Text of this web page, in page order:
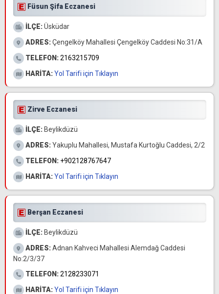
Füsun Şifa Eczanesi
İLÇE:Üsküdar
ADRES:Çengelköy Mahallesi Çengelköy Caddesi No:31/A
TELEFON:2163215709
HARİTA:Yol Tarifi için Tıklayın
Zirve Eczanesi
İLÇE: Beylikdüzü
ADRES:Yakuplu Mahallesi, Mustafa Kurtoğlu Caddesi, 2/2
TELEFON: +902128767647
HARİTA:Yol Tarifi için Tıklayın
Berşan Eczanesi
İLÇE: Beylikdüzü
ADRES:Adnan Kahveci Mahallesi Alemdağ Caddesi
No:2/3/37
TELEFON:2128233071
HARİTA:Yol Tarifi için Tıklayın